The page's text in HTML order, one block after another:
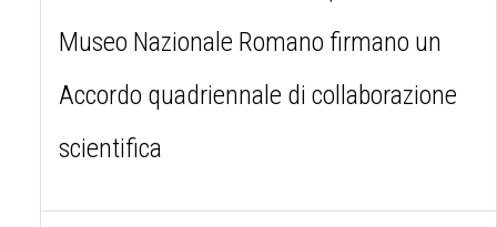
Museo Nazionale Romano firmano un
Accordo quadriennale di collaborazione
scientifica